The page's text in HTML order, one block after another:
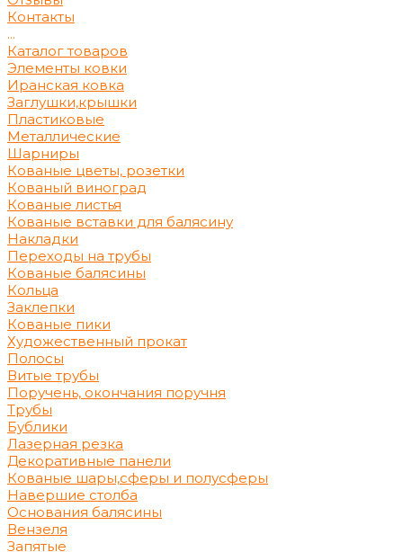
Контакты
...
Каталог товаров
Элементы ковки
Иранская ковка
Заглушки,крышки
Пластиковые
Металлические
Шарниры
Кованые цветы, розетки
Кованый виноград
Кованые листья
Кованые вставки для балясину
Накладки
Переходы на трубы
Кованые балясины
Кольца
Заклепки
Кованые пики
Художественный прокат
Полосы
Витые трубы
Поручень, окончания поручня
Трубы
Бублики
Лазерная резка
Декоративные панели
Кованые шары,сферы и полусферы
Навершие столба
Основания балясины
Вензеля
Запятые